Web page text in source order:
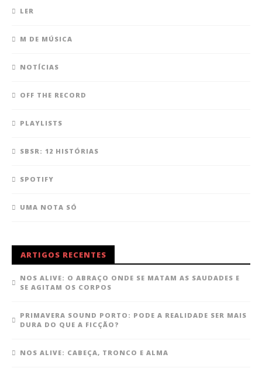
LER
M DE MÚSICA
NOTÍCIAS
OFF THE RECORD
PLAYLISTS
SBSR: 12 HISTÓRIAS
SPOTIFY
UMA NOTA SÓ
ARTIGOS RECENTES
NOS ALIVE: O ABRAÇO ONDE SE MATAM AS SAUDADES E
SE AGITAM OS CORPOS
PRIMAVERA SOUND PORTO: PODE A REALIDADE SER MAIS
DURA DO QUE A FICÇÃO?
NOS ALIVE: CABEÇA, TRONCO E ALMA